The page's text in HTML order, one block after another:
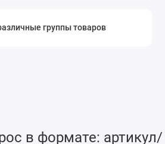
группы товаров
в формате: артикул/